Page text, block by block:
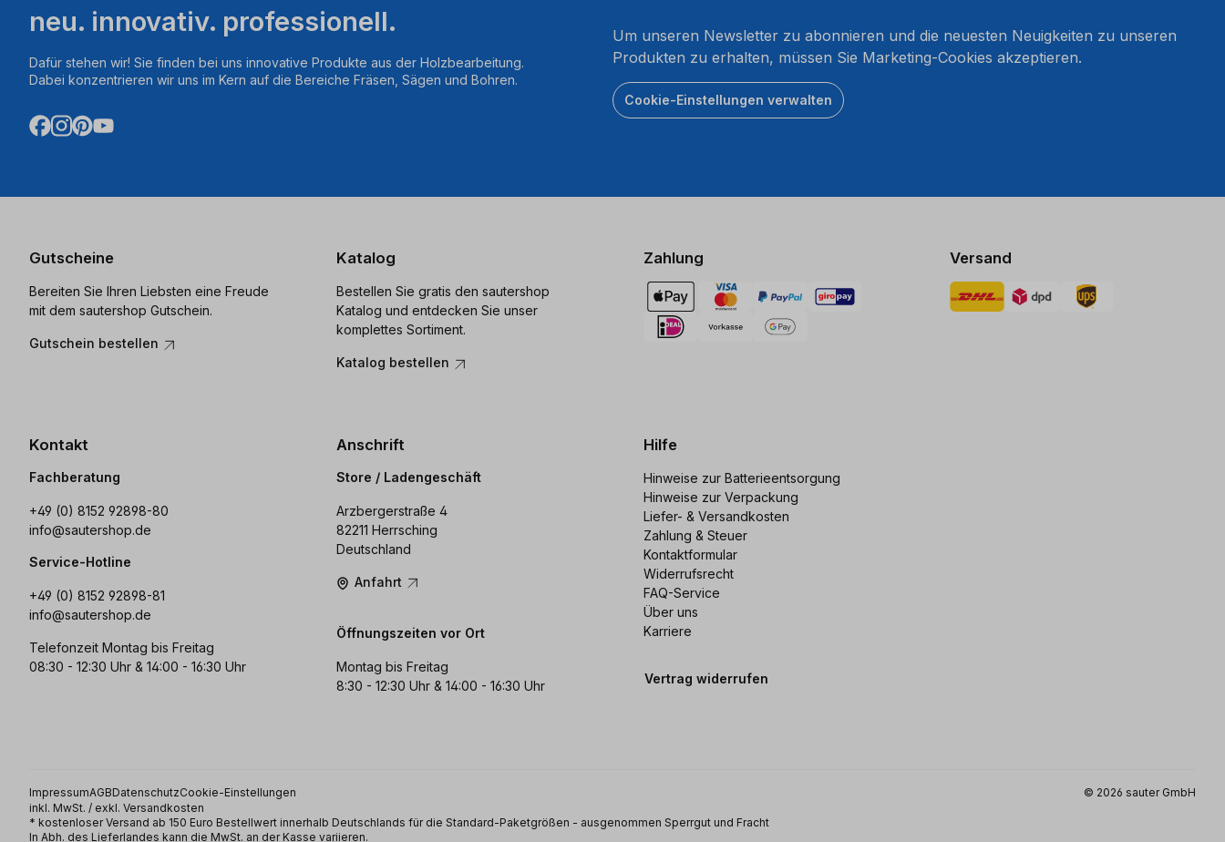
neu. innovativ. professionell.
Dafür stehen wir! Sie finden bei uns innovative Produkte aus der Holzbearbeitung.
Dabei konzentrieren wir uns im Kern auf die Bereiche Fräsen, Sägen und Bohren.
Um unseren Newsletter zu abonnieren und die neuesten Neuigkeiten zu unseren
Produkten zu erhalten, müssen Sie Marketing-Cookies akzeptieren.
Cookie-Einstellungen verwalten
Gutscheine
Bereiten Sie Ihren Liebsten eine Freude
mit dem sautershop Gutschein.
Gutschein bestellen
Katalog
Bestellen Sie gratis den sautershop
Katalog und entdecken Sie unser
komplettes Sortiment.
Katalog bestellen
Zahlung Versand
Kontakt
Fachberatung
+49 (0) 8152 92898-80
info@sautershop.de
Service-Hotline
+49 (0) 8152 92898-81
info@sautershop.de
Telefonzeit Montag bis Freitag
08:30 - 12:30 Uhr & 14:00 - 16:30 Uhr
Anschrift
Store / Ladengeschäft
Arzbergerstraße 4
82211 Herrsching
Deutschland
Anfahrt
Öffnungszeiten vor Ort
Montag bis Freitag
8:30 - 12:30 Uhr & 14:00 - 16:30 Uhr
Hilfe
Hinweise zur Batterieentsorgung
Hinweise zur Verpackung
Liefer- & Versandkosten
Zahlung & Steuer
Kontaktformular
Widerrufsrecht
FAQ-Service
Über uns
Karriere
Vertrag widerrufen
ImpressumAGBDatenschutzCookie-Einstellungen
© 2026 sauter GmbH
inkl. MwSt. / exkl. Versandkosten
* kostenloser Versand ab 150 Euro Bestellwert innerhalb Deutschlands für die Standard-Paketgrößen - ausgenommen Sperrgut und Fracht
In Abh. des Lieferlandes kann die MwSt. an der Kasse variieren.